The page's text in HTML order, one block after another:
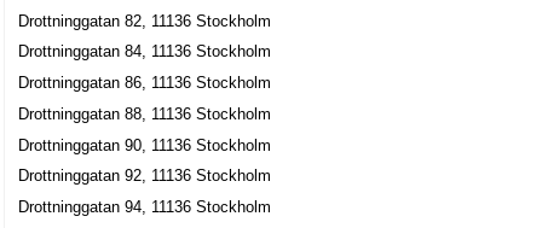
Drottninggatan 108, 11360 Stockholm
Jayway Stockholm AB
Lars Fredrik Andersson Sjögreen
040-6023200
Drottninggatan 108, 11360 Stockholm
JCE Human Resource AB
John-Christian Eric Eriksson
Drottninggatan 82, 11136 Stockholm
Drottninggatan 84, 11136 Stockholm
Drottninggatan 86, 11136 Stockholm
Drottninggatan 88, 11136 Stockholm
Drottninggatan 90, 11136 Stockholm
Drottninggatan 92, 11136 Stockholm
Drottninggatan 94, 11136 Stockholm